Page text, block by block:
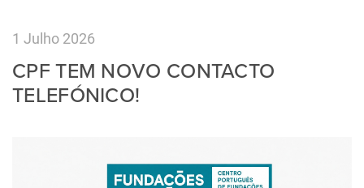
1 Julho 2026
CPF TEM NOVO CONTACTO
TELEFÓNICO!